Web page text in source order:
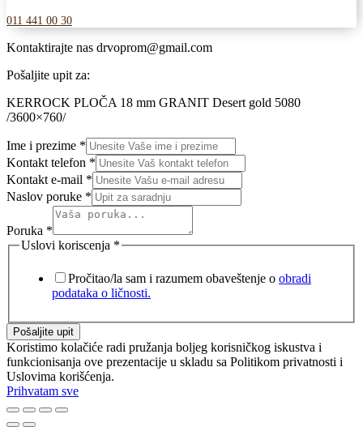
011 441 00 30
Kontaktirajte nas drvoprom@gmail.com
Pošaljite upit za:
KERROCK PLOČA 18 mm GRANIT Desert gold 5080
/3600×760/
Ime i prezime *
Kontakt telefon *
Kontakt e-mail *
Naslov poruke *
Poruka *
Uslovi koriscenja *
Pročitao/la sam i razumem obaveštenje o obradi
podataka o ličnosti.
Pošaljite upit
Koristimo kolačiće radi pružanja boljeg korisničkog iskustva i
funkcionisanja ove prezentacije u skladu sa Politikom privatnosti i
Uslovima korišćenja.
Prihvatam sve